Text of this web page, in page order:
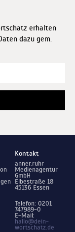
erhalten
dazu gem.
Kontakt
anner.ruhr
Medienagentur
GmbH
Elbestraße 18
45136 Essen
Telefon: 0201
747989-0
E-Mail:
hallo@dein-
wortschatz.de